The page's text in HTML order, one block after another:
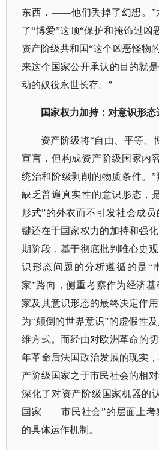
东西，——他们丢掉了幻想。”
了“博爱”这顶“保护和掩饰过凶
资产阶级共和国“这个凶恶怪物
来这个国家公开承认的目的就
动的奴役永世长存。”
国家权力加持：对意识形
资产阶级将“自由、平等、
宣言，但构成资产阶级国家内
统治和阶级剥削的物质条件。
缺乏普遍真实性的意识形态，
形式”的外衣而不引发社会成
键还在于国家权力的加持和强
期阶段，基于彻底批判唯心史
识形态问题的分析遵循的是
家”路向，侧重考察作为经济
家及其意识形态的最终决定作
为“颠倒的世界意识”的虚假性
维方式。而经由对欧洲革命的
年革命后法国政治发展的现实
产阶级国家之于市民社会的相
深化了对资产阶级国家机器的
国家——市民社会”的层面上考
的具体运作机制。